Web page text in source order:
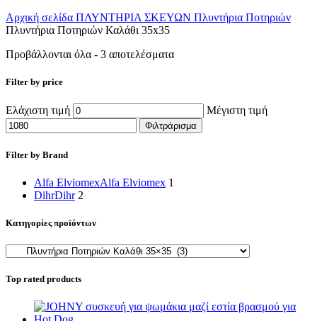
Αρχική σελίδα ΠΛΥΝΤΗΡΙΑ ΣΚΕΥΩΝ Πλυντήρια Ποτηριών
Πλυντήρια Ποτηριών Καλάθι 35x35
Προβάλλονται όλα - 3 αποτελέσματα
Filter by price
Ελάχιστη τιμή Μέγιστη τιμή
Φιλτράρισμα
Filter by Brand
Alfa ElviomexAlfa Elviomex 1
DihrDihr 2
Κατηγορίες προϊόντων
Top rated products